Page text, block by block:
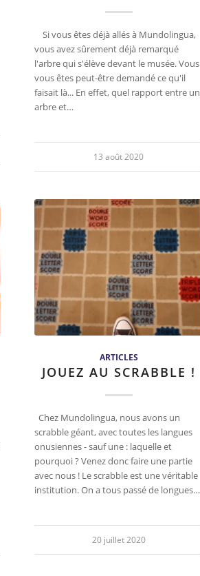
Si vous êtes déjà allés à Mundolingua,
vous avez sûrement déjà remarqué
l'arbre qui s'élève devant le musée. Vous
vous êtes peut-être demandé ce qu'il
faisait là... En effet, quel rapport entre un
arbre et…
13 août 2020
ARTICLES
JOUEZ AU SCRABBLE !
Chez Mundolingua, nous avons un
scrabble géant, avec toutes les langues
onusiennes - sauf une : laquelle et
pourquoi ? Venez donc faire une partie
avec nous ! Le scrabble est une véritable
institution. On a tous passé de longues…
20 juillet 2020